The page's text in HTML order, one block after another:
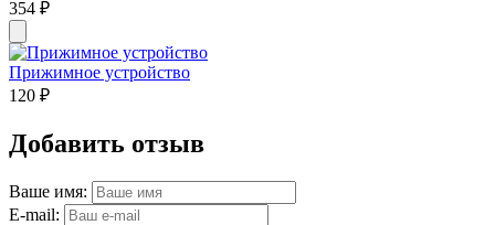
354 ₽
Прижимное устройство
120 ₽
Добавить отзыв
Ваше имя:
E-mail: